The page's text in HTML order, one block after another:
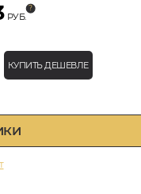
РУБ.
КУПИТЬ ДЕШЕВЛЕ